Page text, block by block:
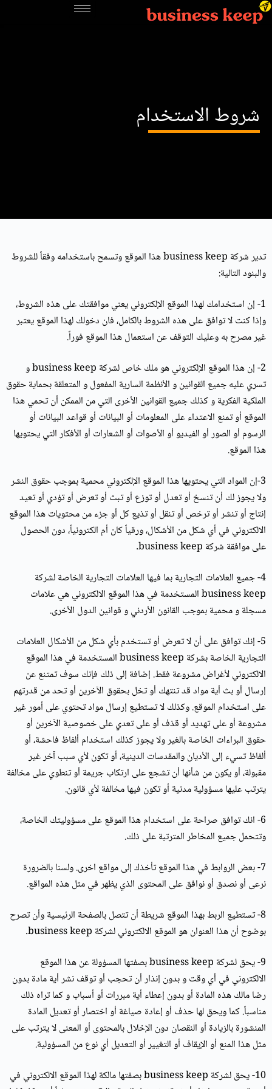
شروط الاستخدام
تدير شركة business keep هذا الموقع وتسمح باستخدامه وفقاً للشروط
والبنود التالية:
1- إن استخدامك لهذا الموقع الإلكتروني يعني موافقتك على هذه الشروط،
وإذا كنت لا توافق على هذه الشروط بالكامل، فان دخولك لهذا الموقع يعتبر
غير مصرح به وعليك التوقف عن استعمال هذا الموقع فوراً.
2- إن هذا الموقع الإلكتروني هو ملك خاص لشركة business keep و
تسري عليه جميع القوانين و الأنظمة السارية المفعول و المتعلقة بحماية حقوق
الملكية الفكرية و كذلك جميع القوانين الأخرى التي من الممكن أن تحمي هذا
الموقع أو تمنع الاعتداء على المعلومات أو البيانات أو قواعد البيانات أو
الرسوم أو الصور أو الفيديو أو الأصوات أو الشعارات أو الأفكار التي يحتويها
هذا الموقع.
3-إن المواد التي يحتويها هذا الموقع الإلكتروني محمية بموجب حقوق النشر
ولا يجوز لك أن تنسخ أو تعدل أو توزع أو تبث أو تعرض أو تؤدي أو تعيد
إنتاج أو تنشر أو ترخص أو تنقل أو تذيع كل أو جزء من محتويات هذا الموقع
الالكتروني في أي شكل من الأشكال، ورقياً كان أم الكترونياً، دون الحصول
على موافقة شركة business keep.
4- جميع العلامات التجارية بما فيها العلامات التجارية الخاصة لشركة
business keep المستخدمة في هذا الموقع الالكتروني هي علامات
مسجلة و محمية بموجب القانون الأردني و قوانين الدول الأخرى.
5- إنك توافق على أن لا تعرض أو تستخدم بأي شكل من الأشكال العلامات
التجارية الخاصة بشركة business keep المستخدمة في هذا الموقع
الالكتروني لأغراض مشروعة فقط. إضافة إلى ذلك فإنك سوف تمتنع عن
إرسال أو بث أية مواد قد تنتهك أو تخل بحقوق الآخرين أو تحد من قدرتهم
على استخدام الموقع. وكذلك لا تستطيع إرسال مواد تحتوي على أمور غير
مشروعة أو على تهديد أو قذف أو على تعدي على خصوصية الآخرين أو
حقوق البراءات الخاصة بالغير ولا يجوز كذلك استخدام ألفاظ فاحشة، أو
ألفاظ تسيء إلى الأديان والمقدسات الدينية، أو تكون لأي سبب آخر غير
مقبولة، أو يكون من شأنها أن تشجع على ارتكاب جريمة أو تنطوي على مخالفة
يترتب عليها مسؤولية مدنية أو تكون فيها مخالفة لأي قانون.
6- انك توافق صراحة على استخدام هذا الموقع على مسؤوليتك الخاصة،
وتتحمل جميع المخاطر المترتبة على ذلك.
7- بعض الروابط في هذا الموقع تأخذك إلى مواقع اخرى. ولسنا بالضرورة
نرعى أو نصدق أو نوافق على المحتوى الذي يظهر في مثل هذه المواقع.
8- تستطيع الربط بهذا الموقع شريطة أن تتصل بالصفحة الرئيسية وأن تصرح
بوضوح أن هذا العنوان هو الموقع الالكتروني لشركة business keep.
9- يحق لشركة business keep بصفتها المسؤولة عن هذا الموقع
الالكتروني في أي وقت و بدون إنذار أن تحجب أو توقف نشر أية مادة بدون
رضا مالك هذه المادة أو بدون إعطاء أية مبررات أو أسباب و كما تراه ذلك
مناسباً. كما ويحق لها حذف أو إعادة صياغة أو اختصار أو تعديل المادة
المنشورة بالزيادة أو النقصان دون الإخلال بالمحتوى أو المعنى لا يترتب على
مثل هذا المنع أو الإيقاف أو التغيير أو التعديل أي نوع من المسؤولية.
10- يحق لشركة business keep بصفتها مالكة لهذا الموقع الالكتروني في